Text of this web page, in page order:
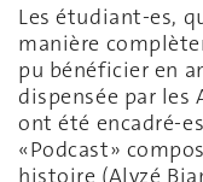
Les étudiant-es,
manière
pu bénéficier en
dispensée par
ont été encadré-
«Podcast»
histoire (Alyzé